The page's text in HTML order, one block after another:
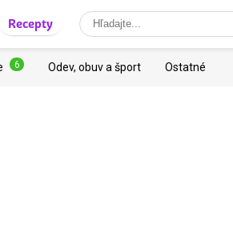
Recepty
6 Odev, obuv a šport Ostatné